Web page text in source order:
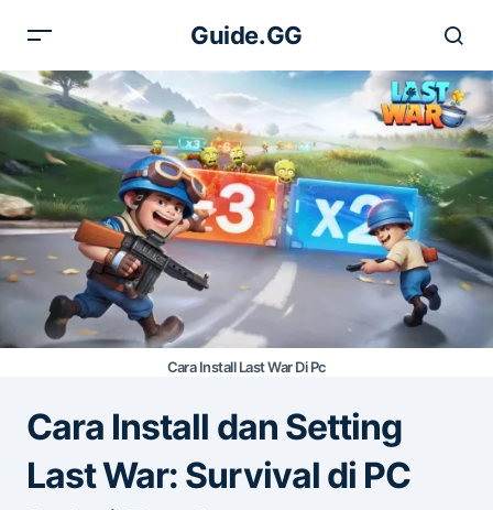
Guide.GG
Cara Install Last War Di Pc
Cara Install dan Setting
Last War: Survival di PC